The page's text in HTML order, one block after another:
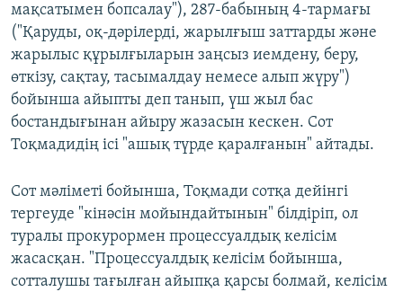
мақсатымен бопсалау"), 287-бабының 4-тармағы
("Қаруды, оқ-дәрiлердi, жарылғыш заттарды және
жарылыс құрылғыларын заңсыз иемдену, беру,
өткiзу, сақтау, тасымалдау немесе алып жүру")
бойынша айыпты деп танып, үш жыл бас
бостандығынан айыру жазасын кескен. Сот
Тоқмадидің ісі "ашық түрде қаралғанын" айтады.
Сот мәліметі бойынша, Тоқмади сотқа дейінгі
тергеуде "кінәсін мойындайтынын" білдіріп, ол
туралы прокурормен процессуалдық келісім
жасасқан. "Процессуалдық келісім бойынша,
сотталушы тағылған айыпқа қарсы болмай, келісім